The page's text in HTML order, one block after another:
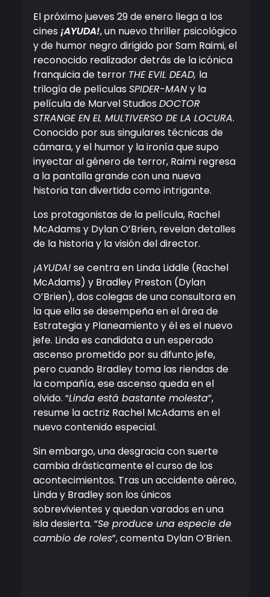
El próximo jueves 29 de enero llega a los
cines ¡AYUDA!, un nuevo thriller psicológico
y de humor negro dirigido por Sam Raimi, el
reconocido realizador detrás de la icónica
franquicia de terror THE EVIL DEAD, la
trilogía de películas SPIDER-MAN y la
película de Marvel Studios DOCTOR
STRANGE EN EL MULTIVERSO DE LA LOCURA.
Conocido por sus singulares técnicas de
cámara, y el humor y la ironía que supo
inyectar al género de terror, Raimi regresa
a la pantalla grande con una nueva
historia tan divertida como intrigante.
Los protagonistas de la película, Rachel
McAdams y Dylan O’Brien, revelan detalles
de la historia y la visión del director.
¡AYUDA!se centra en Linda Liddle (Rachel
McAdams) y Bradley Preston (Dylan
O’Brien), dos colegas de una consultora en
la que ella se desempeña en el área de
Estrategia y Planeamiento y él es el nuevo
jefe. Linda es candidata a un esperado
ascenso prometido por su difunto jefe,
pero cuando Bradley toma las riendas de
la compañía, ese ascenso queda en el
olvido. “Linda está bastante molesta”,
resume la actriz Rachel McAdams en el
nuevo contenido especial.
Sin embargo, una desgracia con suerte
cambia drásticamente el curso de los
acontecimientos. Tras un accidente aéreo,
Linda y Bradley son los únicos
sobrevivientes y quedan varados en una
isla desierta. “Se produce una especie de
cambio de roles”, comenta Dylan O’Brien.